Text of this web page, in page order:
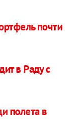
почти
в Раду с
полета в